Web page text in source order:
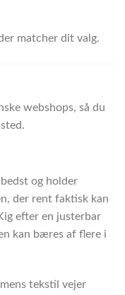
matcher dit valg.
webshops, så du
og holder
der rent faktisk kan
efter en justerbar
kan bæres af flere i
tekstil vejer